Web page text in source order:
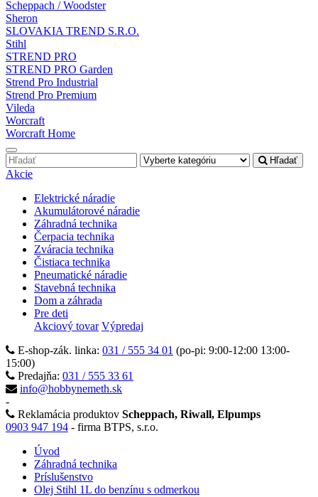
Scheppach / Woodster
Sheron
SLOVAKIA TREND S.R.O.
Stihl
STREND PRO
STREND PRO Garden
Strend Pro Industrial
Strend Pro Premium
Vileda
Worcraft
Worcraft Home
Hľadať
Akcie
Elektrické náradie
Akumulátorové náradie
Záhradná technika
Čerpacia technika
Zváracia technika
Čistiaca technika
Pneumatické náradie
Stavebná technika
Dom a záhrada
Pre deti
Akciový tovar Výpredaj
E-shop-zák. linka: 031 / 555 34 01 (po-pi: 9:00-12:00 13:00-
15:00)
Predajňa: 031 / 555 33 61
info@hobbynemeth.sk
-
Reklamácia produktov Scheppach, Riwall, Elpumps
0903 947 194 - firma BTPS, s.r.o.
Úvod
Záhradná technika
Príslušenstvo
Olej Stihl 1L do benzínu s odmerkou